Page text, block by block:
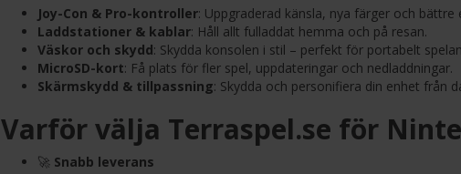
Joy-Con & Pro-kontroller: Uppgraderad känsla, nya färger och bättre
Laddstationer & kablar: Håll allt fulladdat hemma och på resan.
Väskor och skydd: Skydda konsolen i stil – perfekt för portabelt
MicroSD-kort: Få plats för fler spel, uppdateringar och nedladdningar.
Skärmskydd & tillpassning: Skydda och personifiera din enhet från
Varför välja Terraspel.se för
🚀 Snabb leverans